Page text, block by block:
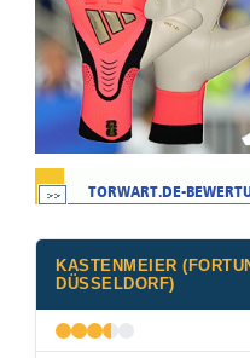
KASTENMEIER
DÜSSELDORF)